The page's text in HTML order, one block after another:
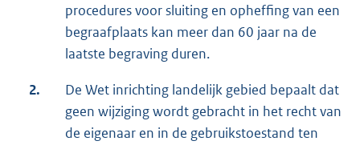
procedures voor sluiting en opheffing van een
begraafplaats kan meer dan 60 jaar na de
laatste begraving duren.
2.
De Wet inrichting landelijk gebied bepaalt dat
geen wijziging wordt gebracht in het recht van
de eigenaar en in de gebruikstoestand ten